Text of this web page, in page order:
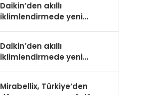
Daikin’den akıllı
iklimlendirmede yeni
Daikin’den akıllı
iklimlendirmede yeni
Mirabellix, Türkiye’den